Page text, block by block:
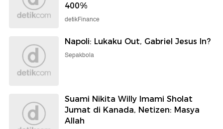
400%
detikFinance
Napoli: Lukaku Out, Gabriel Jesus In?
Sepakbola
Suami Nikita Willy Imami Sholat
Jumat di Kanada, Netizen: Masya
Allah